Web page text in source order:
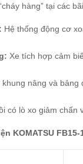
hàng” tại các
Hệ thống động cơ
Xe tích hợp cảm
khung nâng và
có lò xo giảm chấn
KOMATSU FB15-